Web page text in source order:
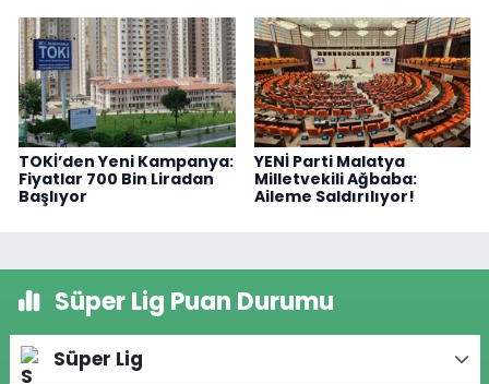
TOKİ’den Yeni Kampanya:
Fiyatlar 700 Bin Liradan
Başlıyor
YENİ Parti Malatya
Milletvekili Ağbaba:
Aileme Saldırılıyor!
Süper Lig Puan Durumu
Süper Lig